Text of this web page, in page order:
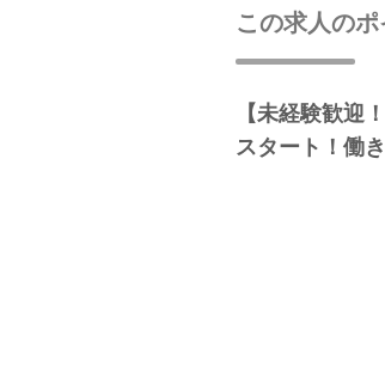
この求人のポ
【未経験歓迎
スタート！働